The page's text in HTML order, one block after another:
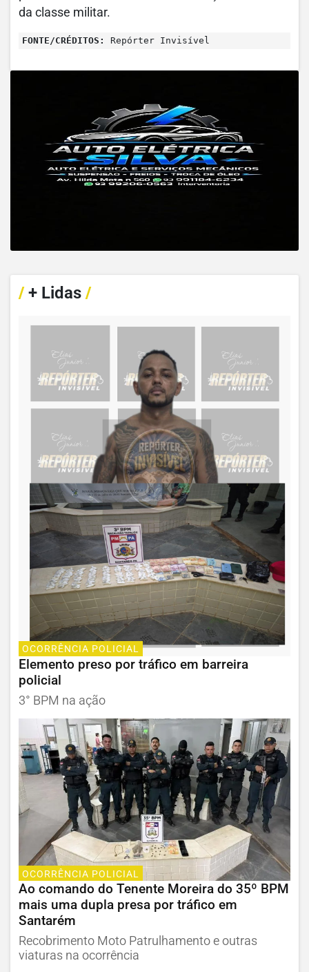
da classe militar.
FONTE/CRÉDITOS: Repórter Invisível
/+ Lidas /
OCORRÊNCIA POLICIAL
Elemento preso por tráfico em barreira
policial
3° BPM na ação
OCORRÊNCIA POLICIAL
Ao comando do Tenente Moreira do 35º BPM
mais uma dupla presa por tráfico em
Santarém
Recobrimento Moto Patrulhamento e outras
viaturas na ocorrência